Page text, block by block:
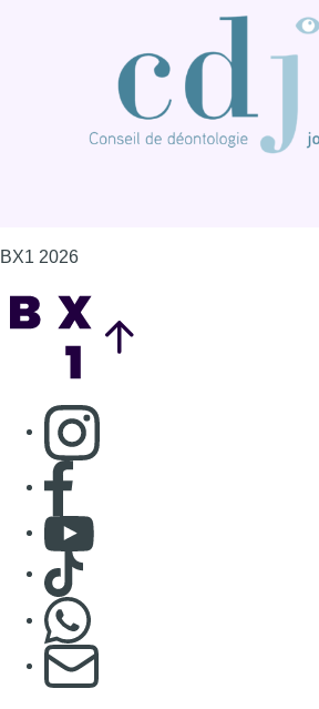
BX1 2026
Consulter page Instagram
Consulter page Facebook
Consulter Youtube
Consulter TikTok
S'abonner à notre newsletter